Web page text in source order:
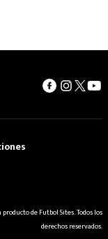
producto de Futbol Sites. Todos los
derechos reservados.